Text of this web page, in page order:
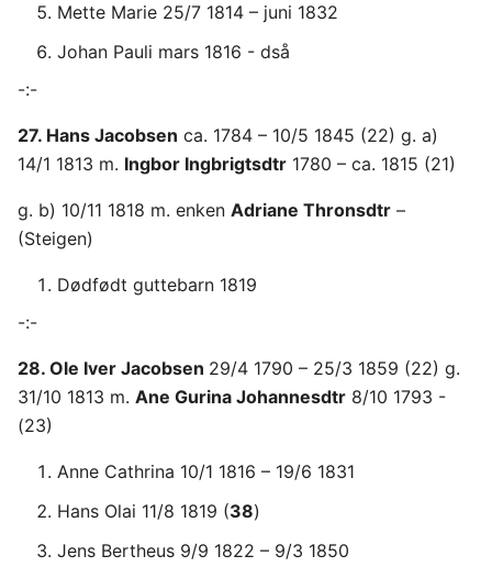
Mette Marie 25/7 1814 – juni 1832
Johan Pauli mars 1816 - dså
-:-
27. Hans Jacobsen ca. 1784 – 10/5 1845 (22) g. a)
14/1 1813 m. Ingbor Ingbrigtsdtr 1780 – ca. 1815 (21)
g. b) 10/11 1818 m. enken Adriane Thronsdtr –
(Steigen)
Dødfødt guttebarn 1819
-:-
28. Ole Iver Jacobsen 29/4 1790 – 25/3 1859 (22) g.
31/10 1813 m. Ane Gurina Johannesdtr 8/10 1793 -
(23)
Anne Cathrina 10/1 1816 – 19/6 1831
Hans Olai 11/8 1819 (38)
Jens Bertheus 9/9 1822 – 9/3 1850